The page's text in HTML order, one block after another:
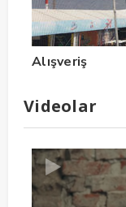
Alışveriş
Videolar